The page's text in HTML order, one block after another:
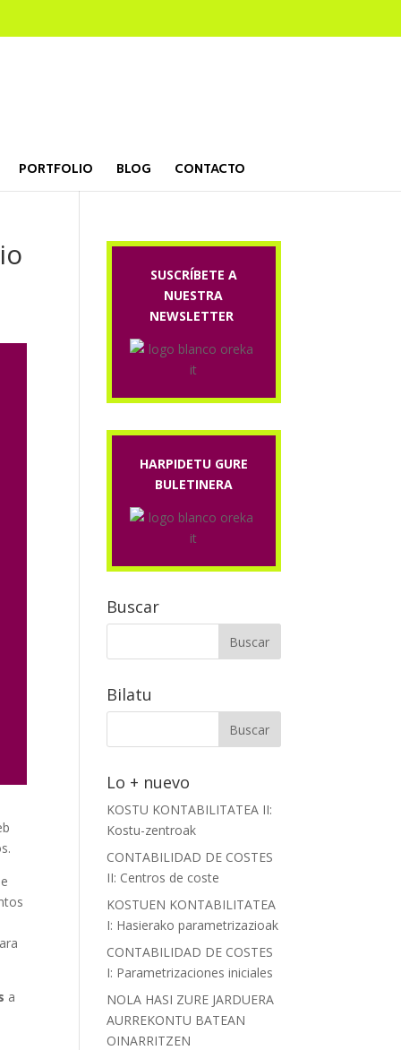
PORTFOLIO BLOG CONTACTO
a
SUSCRÍBETE A
NUESTRA
NEWSLETTER
HARPIDETU GURE
BULETINERA
Buscar
Bilatu
Lo + nuevo
KOSTU KONTABILITATEA II:
Kostu-zentroak
CONTABILIDAD DE COSTES
II: Centros de coste
KOSTUEN KONTABILITATEA
I: Hasierako parametrizazioak
CONTABILIDAD DE COSTES
I: Parametrizaciones iniciales
NOLA HASI ZURE JARDUERA
AURREKONTU BATEAN
OINARRITZEN